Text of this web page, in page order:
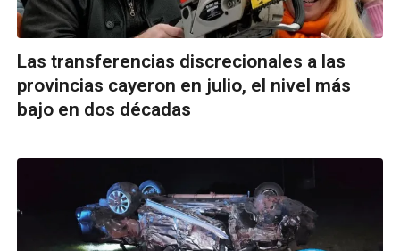
Las transferencias discrecionales a las
provincias cayeron en julio, el nivel más
bajo en dos décadas